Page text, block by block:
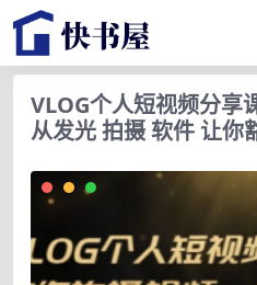
VLOG个人短视频分享
从发光 拍摄 软件 让你